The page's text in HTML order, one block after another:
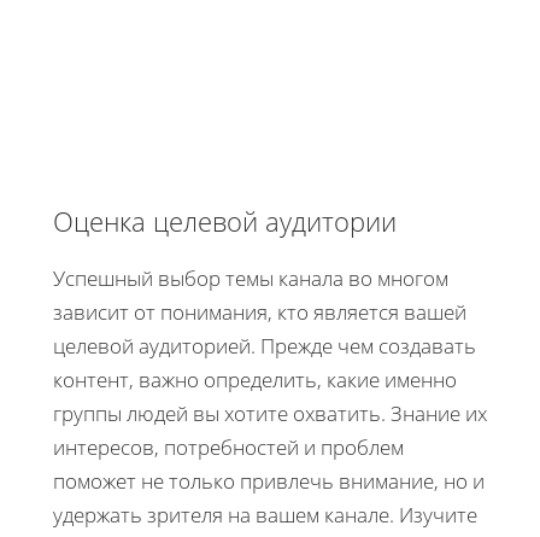
Оценка целевой аудитории
Успешный выбор темы канала во многом
зависит от понимания, кто является вашей
целевой аудиторией. Прежде чем создавать
контент, важно определить, какие именно
группы людей вы хотите охватить. Знание их
интересов, потребностей и проблем
поможет не только привлечь внимание, но и
удержать зрителя на вашем канале. Изучите